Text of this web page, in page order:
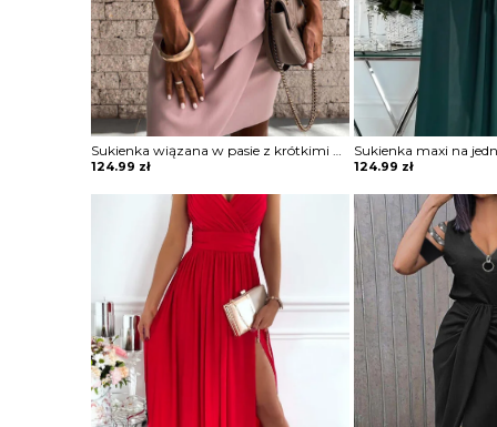
Sukienka wiązana w pasie z krótkimi koronkowymi rękawami
124.99 zł 124.99 zł